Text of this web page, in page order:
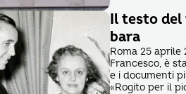
Il testo del
bara
Roma 25
Francesco, è
e i documenti
«Rogito per il